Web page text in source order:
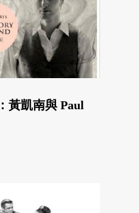
黃凱南與 Paul